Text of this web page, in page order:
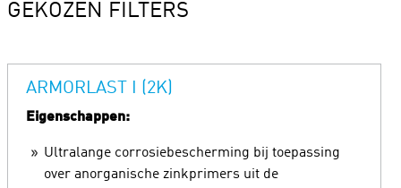
GEKOZEN FILTERS
ARMORLAST I (2K)
Eigenschappen:
Ultralange corrosiebescherming bij toepassing
over anorganische zinkprimers uit de